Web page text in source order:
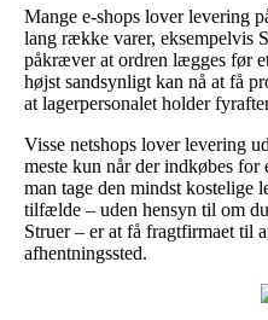
Mange e-shops lover levering
lang række varer, eksempelvis
påkræver at ordren lægges før
højst sandsynligt kan nå at få
at lagerpersonalet holder
Visse netshops lover levering
meste kun når der indkøbes for
man tage den mindst kostelige
tilfælde – uden hensyn til om
Struer – er at få fragtfirmaet til
afhentningssted.